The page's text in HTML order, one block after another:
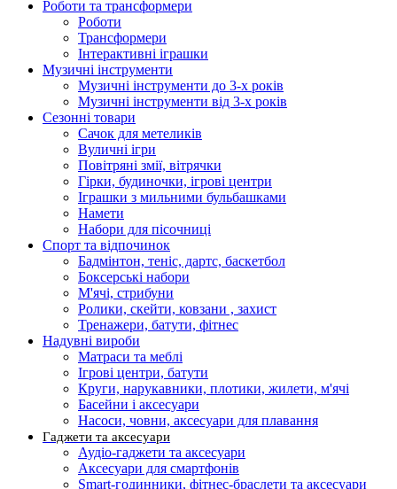
Роботи та трансформери
Роботи
Трансформери
Інтерактивні іграшки
Музичні інструменти
Музичні інструменти до 3-х років
Музичні інструменти від 3-х років
Сезонні товари
Сачок для метеликів
Вуличні ігри
Повітряні змії, вітрячки
Гірки, будиночки, ігрові центри
Іграшки з мильними бульбашками
Намети
Набори для пісочниці
Спорт та відпочинок
Бадмінтон, теніс, дартс, баскетбол
Боксерські набори
М'ячі, стрибуни
Ролики, скейти, ковзани , захист
Тренажери, батути, фітнес
Надувні вироби
Матраси та меблі
Ігрові центри, батути
Круги, нарукавники, плотики, жилети, м'ячі
Басейни і аксесуари
Насоси, човни, аксесуари для плавання
Гаджети та аксесуари
Аудіо-гаджети та аксесуари
Аксесуари для смартфонів
Smart-годинники, фітнес-браслети та аксесуари